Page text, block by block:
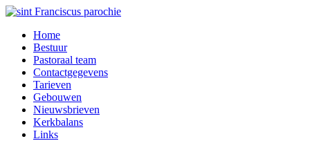
Skip
main
content
search
Menu
Home
Bestuur
Pastoraal team
Contactgegevens
Tarieven
Gebouwen
Nieuwsbrieven
Kerkbalans
Links